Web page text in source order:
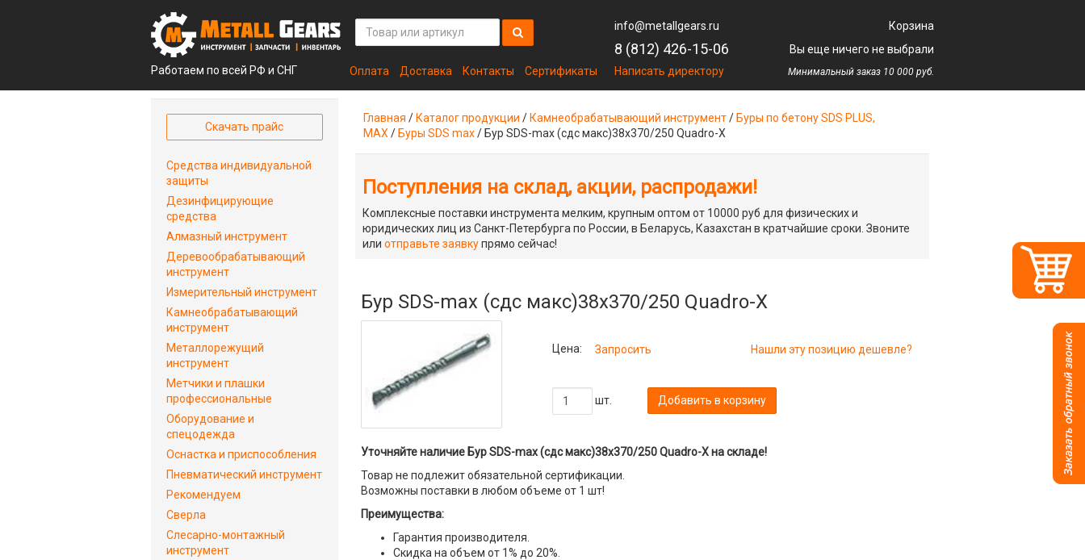
Работаем по всей РФ и СНГ Оплата Доставка Контакты Сертификаты
info@metallgears.ru
8 (812) 426-15-06
Написать директору
Корзина
Вы еще ничего не выбрали
Минимальный заказ 10 000 руб.
Главная / Каталог продукции / Камнеобрабатывающий инструмент/ Буры по бетону SDS PLUS,
MAX / Буры SDS max/ Бур SDS-max (сдс макс)38x370/250 Quadro-X
Поступления на склад, акции, распродажи!
Комплексные поставки инструмента мелким, крупным оптом от 10000 руб для физических и
юридических лиц из Санкт-Петербурга по России, в Беларусь, Казахстан в кратчайшие сроки. Звоните
или отправьте заявкупрямо сейчас!
Бур SDS-max (сдс макс)38x370/250 Quadro-X
Цена: Запросить Нашли эту позицию дешевле?
шт. Добавить в корзину
Уточняйте наличие Бур SDS-max (сдс макс)38x370/250 Quadro-X на складе!
Товар не подлежит обязательной сертификации.
Возможны поставки в любом объеме от 1 шт!
Преимущества:
Гарантия производителя.
Скидка на объем от 1% до 20%.
Скачать прайс
Средства индивидуальной
защиты
Дезинфицирующие
средства
Алмазный инструмент
Деревообрабатывающий
инструмент
Измерительный инструмент
Камнеобрабатывающий
инструмент
Металлорежущий
инструмент
Метчики и плашки
профессиональные
Оборудование и
спецодежда
Оснастка и приспособления
Пневматический инструмент
Рекомендуем
Сверла
Слесарно-монтажный
инструмент